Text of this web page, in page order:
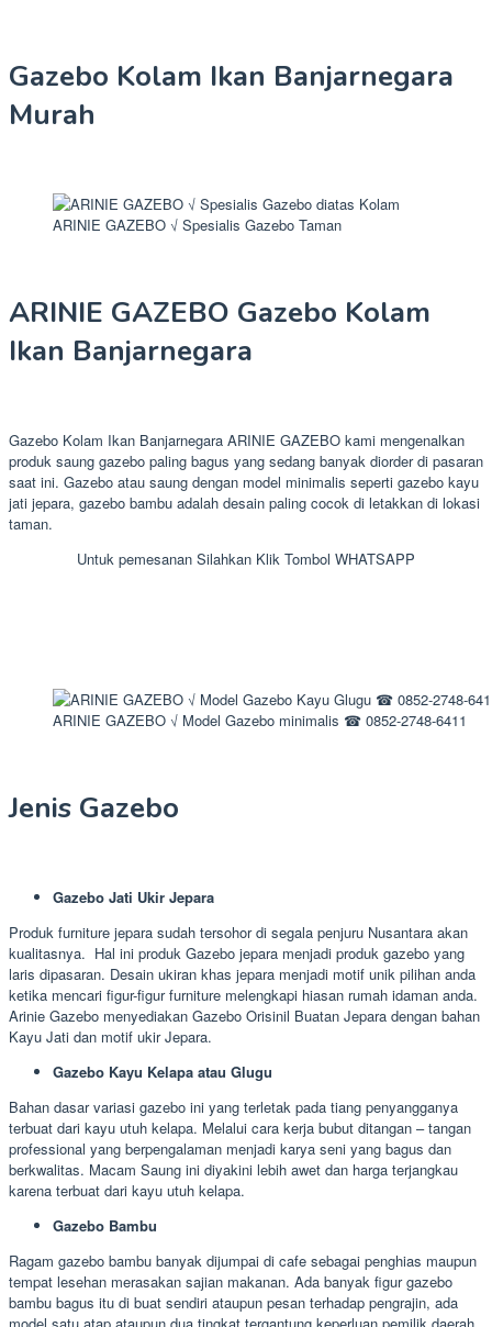
Gazebo Kolam Ikan Banjarnegara
Murah
ARINIE GAZEBO √ Spesialis Gazebo Taman
ARINIE GAZEBO Gazebo Kolam
Ikan Banjarnegara
Gazebo Kolam Ikan Banjarnegara ARINIE GAZEBO kami mengenalkan
produk saung gazebo paling bagus yang sedang banyak diorder di pasaran
saat ini. Gazebo atau saung dengan model minimalis seperti gazebo kayu
jati jepara, gazebo bambu adalah desain paling cocok di letakkan di lokasi
taman.
Untuk pemesanan Silahkan Klik Tombol WHATSAPP
ARINIE GAZEBO √ Model Gazebo minimalis ☎ 0852-2748-6411
Jenis Gazebo
Gazebo Jati Ukir Jepara
Produk furniture jepara sudah tersohor di segala penjuru Nusantara akan
kualitasnya. Hal ini produk Gazebo jepara menjadi produk gazebo yang
laris dipasaran. Desain ukiran khas jepara menjadi motif unik pilihan anda
ketika mencari figur-figur furniture melengkapi hiasan rumah idaman anda.
Arinie Gazebo menyediakan Gazebo Orisinil Buatan Jepara dengan bahan
Kayu Jati dan motif ukir Jepara.
Gazebo Kayu Kelapa atau Glugu
Bahan dasar variasi gazebo ini yang terletak pada tiang penyangganya
terbuat dari kayu utuh kelapa. Melalui cara kerja bubut ditangan – tangan
professional yang berpengalaman menjadi karya seni yang bagus dan
berkwalitas. Macam Saung ini diyakini lebih awet dan harga terjangkau
karena terbuat dari kayu utuh kelapa.
Gazebo Bambu
Ragam gazebo bambu banyak dijumpai di cafe sebagai penghias maupun
tempat lesehan merasakan sajian makanan. Ada banyak figur gazebo
bambu bagus itu di buat sendiri ataupun pesan terhadap pengrajin, ada